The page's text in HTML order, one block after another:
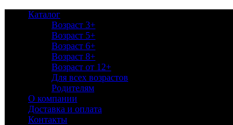
Каталог
Возраст 3+
Возраст 5+
Возраст 6+
Возраст 8+
Возраст от 12+
Для всех возрастов
Родителям
О компании
Доставка и оплата
Контакты